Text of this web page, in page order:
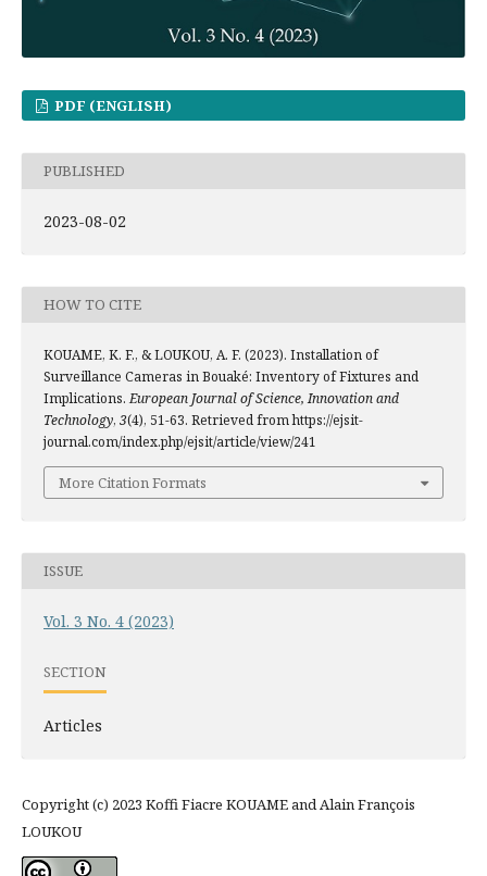
PDF (ENGLISH)
PUBLISHED
2023-08-02
HOW TO CITE
KOUAME, K. F., & LOUKOU, A. F. (2023). Installation of
Surveillance Cameras in Bouaké: Inventory of Fixtures and
Implications. European Journal of Science, Innovation and
Technology, 3(4), 51-63. Retrieved from https://ejsit-
journal.com/index.php/ejsit/article/view/241
More Citation Formats
ISSUE
Vol. 3 No. 4 (2023)
SECTION
Articles
Copyright (c) 2023 Koffi Fiacre KOUAME and Alain François
LOUKOU